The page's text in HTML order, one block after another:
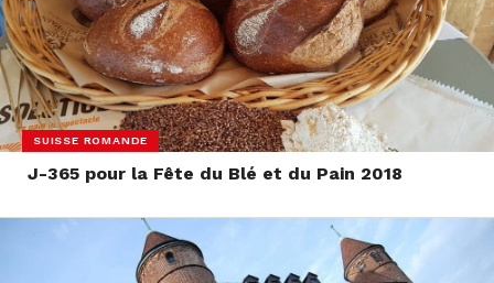
SUISSE ROMANDE
J-365 pour la Fête du Blé et du Pain 2018